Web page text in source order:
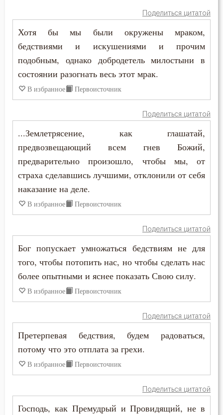
Зависть
Загробная жизнь
Заповеди
Здоровье
Зло
Идолопоклонство
Исповедь
Исправление
Истина
Никифор Уединенник
Никодим Святогорец
Николай Сербский
Нил Синайский
Нил Сорский
Паисий (Величковский)
Петр Московский
Поликарп Смирнский
Серафим Саровский
Силуан Афонский
Симеон Новый Богослов
Симеон Солунский
Фалассий Ливийский
Поделиться цитатой
Хотя бы мы были окружены мраком,
бедствиями и искушениями и прочим
подобным, однако добродетель милостыни в
состоянии разогнать весь этот мрак.
В избранное Первоисточник
Поделиться цитатой
...Землетрясение, как глашатай,
предвозвещающий всем гнев Божий,
предварительно произошло, чтобы мы, от
страха сделавшись лучшими, отклонили от себя
наказание на деле.
В избранное Первоисточник
Поделиться цитатой
Бог попускает умножаться бедствиям не для
того, чтобы потопить нас, но чтобы сделать нас
более опытными и яснее показать Свою силу.
В избранное Первоисточник
Поделиться цитатой
Претерпевая бедствия, будем радоваться,
потому что это отплата за грехи.
В избранное Первоисточник
Поделиться цитатой
Господь, как Премудрый и Провидящий, не в